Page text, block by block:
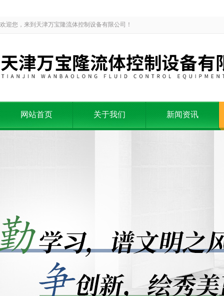
欢迎您，来到天津万宝隆流体控制设备有限公司！
网站首页 关于我们 新闻资讯